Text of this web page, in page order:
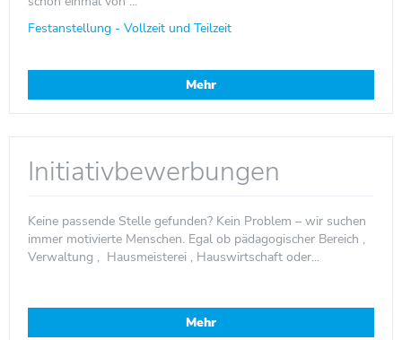
Festanstellung - Vollzeit und Teilzeit
Mehr
Initiativbewerbungen
Keine passende Stelle gefunden? Kein Problem – wir suchen
immer motivierte Menschen. Egal ob pädagogischer Bereich ,
Verwaltung , Hausmeisterei , Hauswirtschaft oder...
Mehr